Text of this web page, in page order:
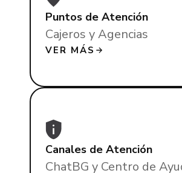
Puntos de Atención
Cajeros y Agencias
VER MÁS
Canales de Atención
ChatBG y Centro de